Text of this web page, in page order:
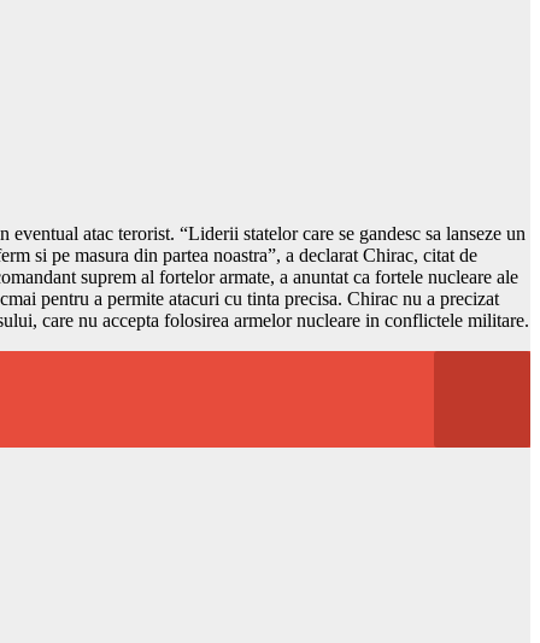
atac terorist. “Liderii statelor care se gandesc sa lanseze un
si pe masura din partea noastra”, a declarat Chirac, citat de
suprem al fortelor armate, a anuntat ca fortele nucleare ale
pentru a permite atacuri cu tinta precisa. Chirac nu a precizat
care nu accepta folosirea armelor nucleare in conflictele militare.